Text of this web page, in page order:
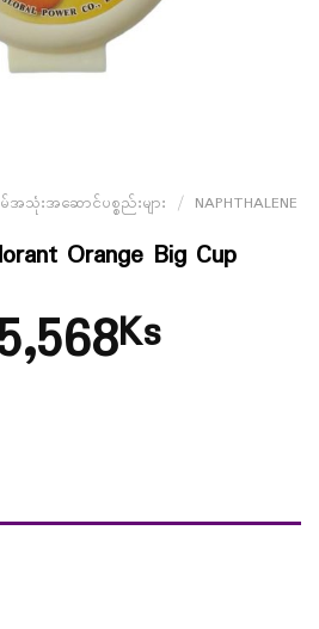
အသုံးအဆောင်ပစ္စည်းများ / NAPHTHALENE
Orange Big Cup
Ks